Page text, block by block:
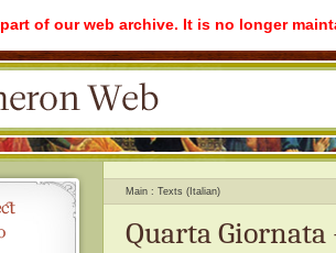
of our web archive. It is no longer
Main Texts (Italian)
Quarta Giornata